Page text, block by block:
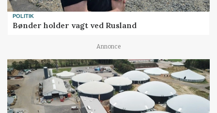
POLITIK
Bønder holder vagt ved Rusland
Annonce